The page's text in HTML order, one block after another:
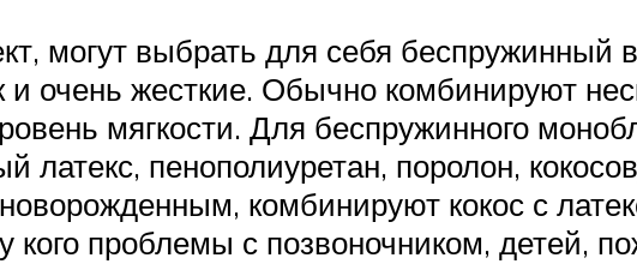
могут выбрать для себя беспружинный
и очень жесткие. Обычно комбинируют
мягкости. Для беспружинного
латекс, пенополиуретан, поролон,
комбинируют кокос с
кого проблемы с позвоночником, детей,